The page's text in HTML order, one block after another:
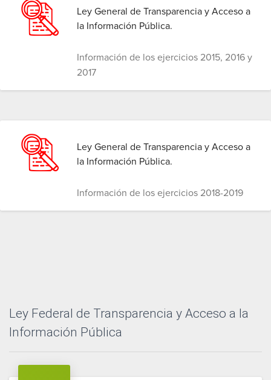
Ley General de Transparencia y Acceso a
la Información Pública.
Información de los ejercicios 2015, 2016 y
2017
Ley General de Transparencia y Acceso a
la Información Pública.
Información de los ejercicios 2018-2019
Ley Federal de Transparencia y Acceso a la
Información Pública